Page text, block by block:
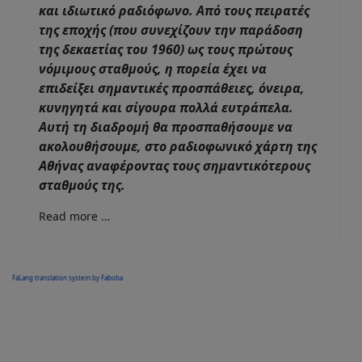
και ιδιωτικό ραδιόφωνο. Από τους πειρατές
της εποχής (που συνεχίζουν την παράδοση
της δεκαετίας του 1960) ως τους πρώτους
νόμιμους σταθμούς, η πορεία έχει να
επιδείξει σημαντικές προσπάθειες, όνειρα,
κυνηγητά και σίγουρα πολλά ευτράπελα.
Αυτή τη διαδρομή θα προσπαθήσουμε να
ακολουθήσουμε, στο ραδιοφωνικό χάρτη της
Αθήνας αναφέροντας τους σημαντικότερους
σταθμούς της.
Read more …
FaLang translation system by Faboba